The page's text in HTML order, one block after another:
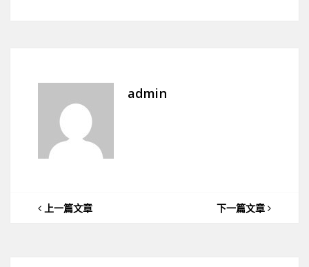
admin
上一篇文章 下一篇文章